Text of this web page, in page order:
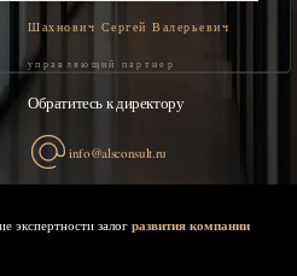
Шахнович Сергей Валерьевич
управляющий партнер
Обратитесь к директору
info@alsconsult.ru
экспертности залог развития компании